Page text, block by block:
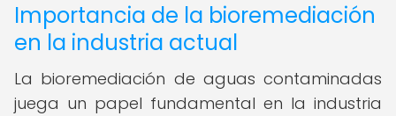
Importancia de la bioremediación
en la industria actual
La bioremediación de aguas contaminadas
juega un papel fundamental en la industria